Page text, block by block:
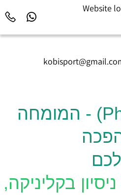
קובי עזרא (PhD) - המומחה
ניסיון בקליניקה,